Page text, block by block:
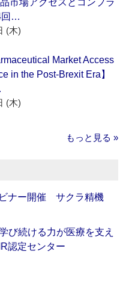
市場アクセスとコンプラ
回…
(木)
Market Access
in the Post-Brexit Era】
(木)
もっと見る »
ナー開催 サクラ精機
び続ける力が医療を支え
認定センター